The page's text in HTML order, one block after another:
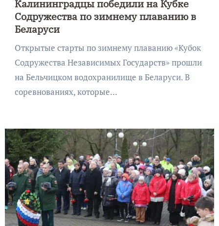
Калининградцы победили на Кубке
Содружества по зимнему плаванию в
Беларуси
Открытые старты по зимнему плаванию «Кубок
Содружества Независимых Государств» прошли
на Бельчицком водохранилище в Беларуси. В
соревнованиях, которые…